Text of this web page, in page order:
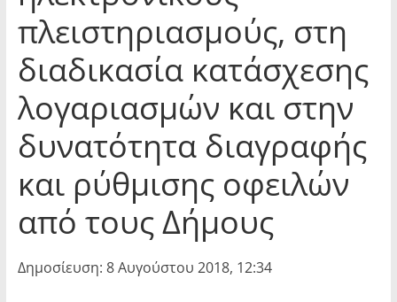
πλειστηριασμούς, στη
διαδικασία κατάσχεσης
λογαριασμών και στην
δυνατότητα διαγραφής
και ρύθμισης οφειλών
από τους Δήμους
Δημοσίευση: 8 Αυγούστου 2018, 12:34